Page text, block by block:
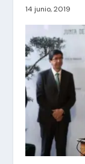
14 junio, 2019